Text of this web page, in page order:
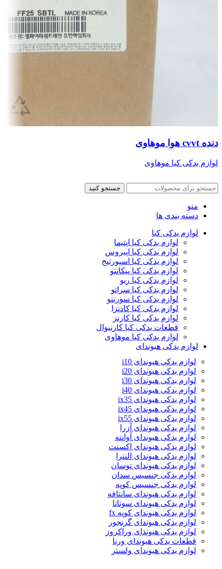
دنده cvvt هوا موهاوی
لوازم یدکی کیا موهاوی
جستجو کنید
منو
دسته بندی ها
لوازم یدکی کیا
لوازم یدکی کیا اپتیما
لوازم یدکی کیا اپیروس
لوازم یدکی کیا اسپورتیج
لوازم یدکی کیا پیکانتو
لوازم یدکی کیا ریو
لوازم یدکی کیا سراتو
لوازم یدکی کیا سورنتو
لوازم یدکی کیا کادنزا
لوازم یدکی کیا کارنز
قطعات یدکی کیا کارنیوال
لوازم یدکی کیا موهاوی
لوازم یدکی هیوندای
لوازم یدکی هیوندای i10
لوازم یدکی هیوندای i20
لوازم یدکی هیوندای i30
لوازم یدکی هیوندای i40
لوازم یدکی هیوندای ix35
لوازم یدکی هیوندای ix45
لوازم یدکی هیوندای ix55
لوازم یدکی هیوندای آزرا
لوازم یدکی هیوندای آوانته
لوازم یدکی هیوندای اکسنت
لوازم یدکی هیوندای النترا
لوازم یدکی هیوندای توسان
لوازم یدکی جنسیس سدان
لوازم یدکی جنسیس کوپه
لوازم یدکی هیوندای سانتافه
لوازم یدکی هیوندای سوناتا
لوازم یدکی هیوندای کوپه fx
لوازم یدکی هیوندای گرنجور
لوازم یدکی هیوندای وراکروز
قطعات یدکی هیوندای ورنا
لوازم یدکی هیوندای ولستر